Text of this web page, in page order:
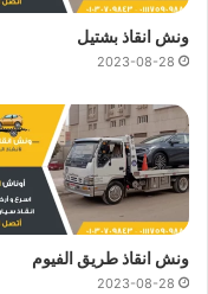
ونش انقاذ بشتيل
2023-08-28
ونش انقاذ طريق الفيوم
2023-08-28